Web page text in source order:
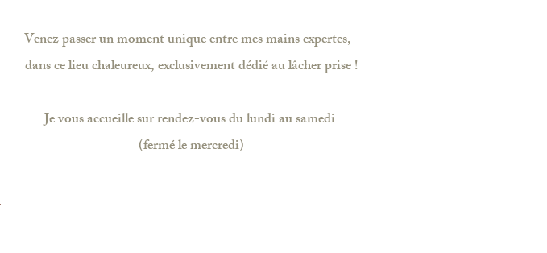
Venez passer un moment unique entre mes mains expertes,
dans ce lieu chaleureux, exclusivement dédié au lâcher prise !
Je vous accueille sur rendez-vous du lundi au samedi
(fermé le mercredi)